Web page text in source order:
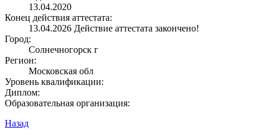
13.04.2020
Конец действия аттестата:
13.04.2026 Действие аттестата закончено!
Город:
Солнечногорск г
Регион:
Московская обл
Уровень квалификации:
Диплом:
Образовательная организация:
Назад